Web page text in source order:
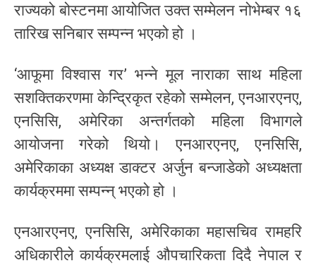
राज्यको बोस्टनमा आयोजित उक्त सम्मेलन नोभेम्बर १६
तारिख सनिबार सम्पन्न भएको हो ।
‘आफूमा विश्वास गर’ भन्ने मूल नाराका साथ महिला
सशक्तिकरणमा केन्द्रिकृत रहेको सम्मेलन, एनआरएनए,
एनसिसि, अमेरिका अन्तर्गतको महिला विभागले
आयोजना गरेको थियो। एनआरएनए, एनसिसि,
अमेरिकाका अध्यक्ष डाक्टर अर्जुन बन्जाडेको अध्यक्षता
कार्यक्रममा सम्पन्न् भएको हो ।
एनआरएनए, एनसिसि, अमेरिकाका महासचिव रामहरि
अधिकारीले कार्यक्रमलाई औपचारिकता दिदै नेपाल र